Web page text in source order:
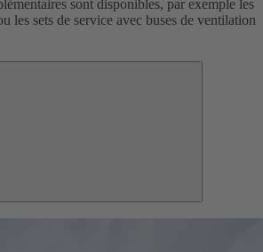
sont disponibles, par exemple les
les sets de service avec buses de ventilation